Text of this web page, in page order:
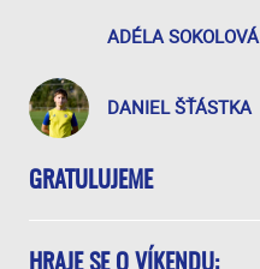
ADÉLA SOKOLOVÁ
DANIEL ŠŤÁSTKA
GRATULUJEME
HRAJE SE O VÍKENDU: